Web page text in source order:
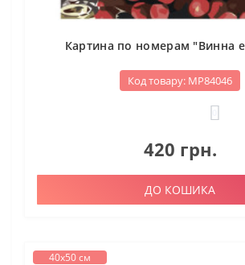
Картина по номерам "Винна
Код товару: МР84046
420 грн.
ДО КОШИКА
40х50 см